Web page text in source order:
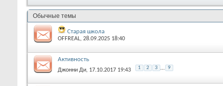
Обычные темы
Старая школа
OFFREAL, 28.09.2025 18:40
Активность
Джонни Ди, 17.10.2017 19:43 1 2 3 ... 9